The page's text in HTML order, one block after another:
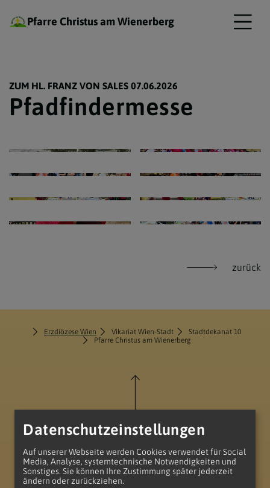
Pfarre Christus am Wienerberg
ZUM HL. FRANZ VON SALES 07.06.2026
Pfadfindermesse
zurück
Erzdiözese Wien Vikariat Wien-Stadt
Stadtdekanat 10
Pfarre Christus am Wienerberg
zum Anfang der Seite
Datenschutzeinstellungen
Auf unserer Webseite werden Cookies verwendet für Social
Media, Analyse, systemtechnische Notwendigkeiten und
Sonstiges. Sie können Ihre Zustimmung später jederzeit
ändern oder zurückziehen.